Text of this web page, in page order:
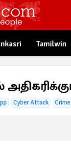
Tamilwin
Cyber Attack Crime